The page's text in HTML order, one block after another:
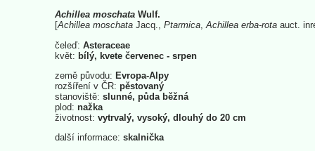
Achillea moschata Wulf.
[Achillea moschata Jacq., Ptarmica,Achillea erba-rota auct.
čeleď: Asteraceae
květ: bílý, kvete červenec - srpen
země původu: Evropa-Alpy
rozšíření v ČR: pěstovaný
stanoviště: slunné, půda běžná
plod: nažka
životnost: vytrvalý, vysoký, dlouhý do 20 cm
další informace: skalnička